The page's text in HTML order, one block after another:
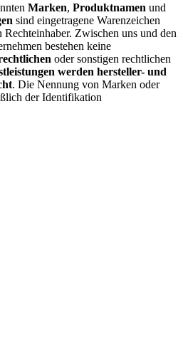
Marken, Produktnamen und
sind eingetragene Warenzeichen
Zwischen uns und den
bestehen keine
oder sonstigen rechtlichen
werden hersteller- und
. Die Nennung von Marken oder
der Identifikation